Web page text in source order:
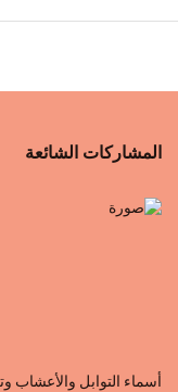
المشاركات الشائعة
أسماء التوابل والأعشاب